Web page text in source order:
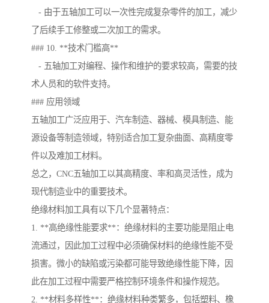
- 由于五轴加工可以一次性完成复杂零件的加工，减少
了后续手工修整或二次加工的需求。
### 10. **技术门槛高**
- 五轴加工对编程、操作和维护的要求较高，需要的技
术人员和的软件支持。
### 应用领域
五轴加工广泛应用于、汽车制造、器械、模具制造、能
源设备等制造领域，特别适合加工复杂曲面、高精度零
件以及难加工材料。
总之，CNC五轴加工以其高精度、率和高灵活性，成为
现代制造业中的重要技术。
绝缘材料加工具有以下几个显著特点：
1. **高绝缘性能要求**：绝缘材料的主要功能是阻止电
流通过，因此加工过程中必须确保材料的绝缘性能不受
损害。微小的缺陷或污染都可能导致绝缘性能下降，因
此在加工过程中需要严格控制环境条件和操作规范。
2. **材料多样性**：绝缘材料种类繁多，包括塑料、橡